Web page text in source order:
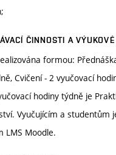
ČINNOSTI A
formou:
Cvičení - 2 vyučovací
hodiny týdně je
Vyučujícím a studentům
LMS Moodle.